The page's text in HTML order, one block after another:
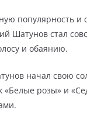
популярность и
Шатунов стал
и обаянию.
начал свою
розы» и